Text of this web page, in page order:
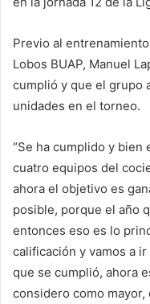
Previo al
Lobos BUAP, Manuel
cumplió y que el grupo
unidades en el torneo.
“Se ha cumplido y
cuatro equipos del
ahora el objetivo es
posible, porque el año
entonces eso es lo
calificación y vamos a
que se cumplió, ahora
considero como